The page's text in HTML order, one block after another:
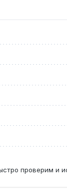
нагрузки
проверим и